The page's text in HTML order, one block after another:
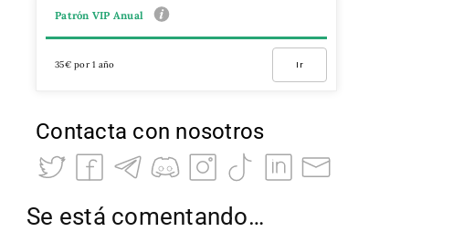
Patrón VIP Anual
35€ por 1 año Ir
Contacta con nosotros
Se está comentando…